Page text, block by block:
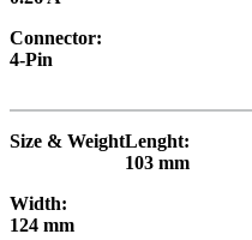
Connector:
4-Pin
Size & WeightLenght:
103 mm
Width:
124 mm